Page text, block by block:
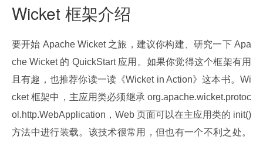
Wicket 框架介绍
要开始 Apache Wicket 之旅，建议你构建、研究一下 Apa
che Wicket 的 QuickStart 应用。如果你觉得这个框架有用
且有趣，也推荐你读一读《Wicket in Action》这本书。Wi
cket 框架中，主应用类必须继承 org.apache.wicket.protoc
ol.http.WebApplication，Web 页面可以在主应用类的 init()
方法中进行装载。该技术很常用，但也有一个不利之处。